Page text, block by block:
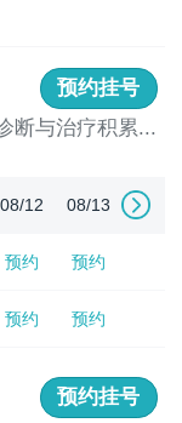
预约挂号
断与治疗积累...
08/12 08/13
预约 预约
预约 预约
预约挂号